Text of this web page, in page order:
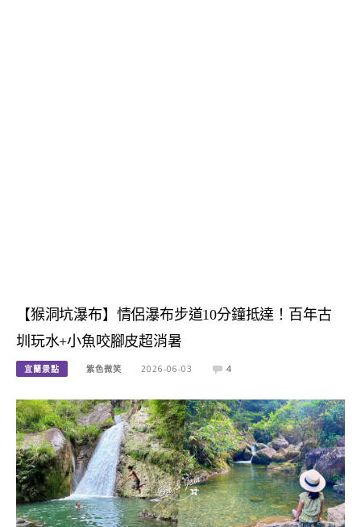
【猴洞坑瀑布】情侶瀑布步道10分鐘抵達！百年古
圳玩水+小魚咬腳皮超消暑
宜蘭景點 紫色微笑 2026-06-03 4